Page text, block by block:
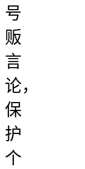
号
贩
言
论，
保
护
个